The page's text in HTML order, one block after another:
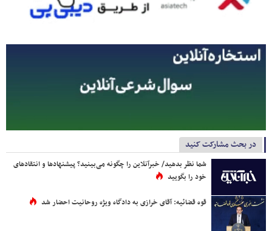
در بحث مشارکت کنید
شما نظر بدهید/ خبرآنلاین را چگونه می‌بینید؟ پیشنهادها و انتقادهای
خود را بگویید
قوه قضائیه: آقای خرازی به دادگاه ویژه روحانیت احضار شد